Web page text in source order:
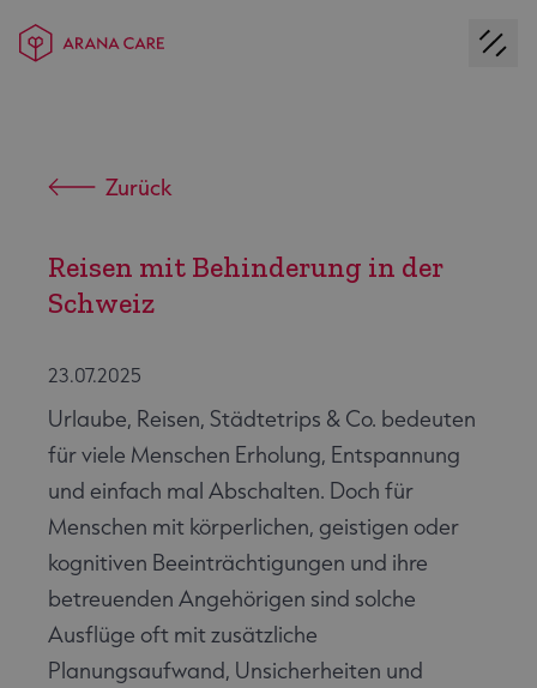
Zurück
Reisen mit Behinderung in der
Schweiz
23.07.2025
Urlaube, Reisen, Städtetrips & Co. bedeuten
für viele Menschen Erholung, Entspannung
und einfach mal Abschalten. Doch für
Menschen mit körperlichen, geistigen oder
kognitiven Beeinträchtigungen und ihre
betreuenden Angehörigen sind solche
Ausflüge oft mit zusätzliche
Planungsaufwand, Unsicherheiten und